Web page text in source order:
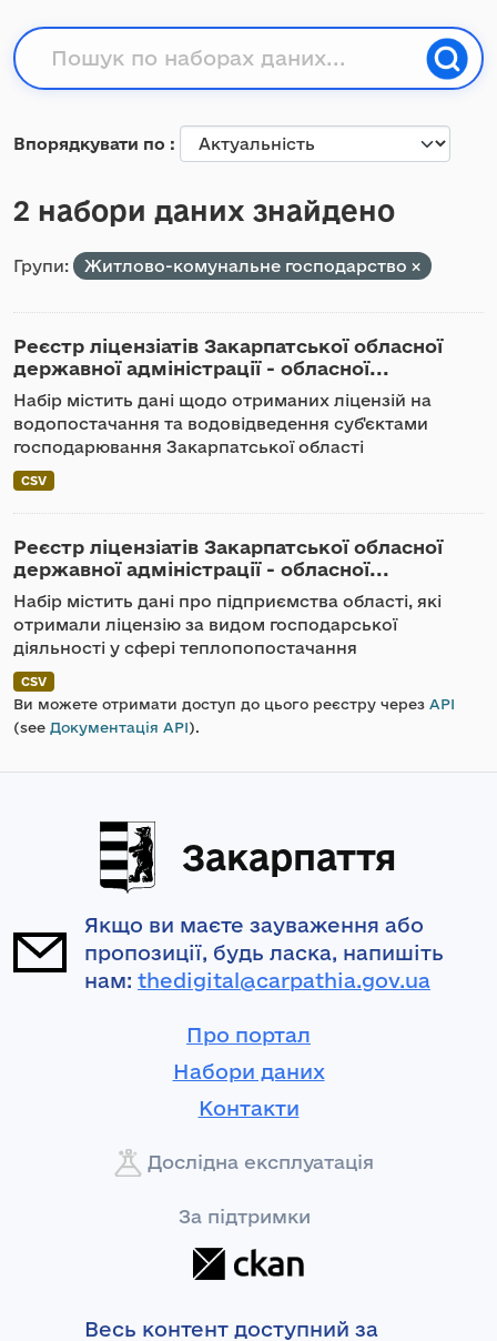
Впорядкувати по
2 набори даних знайдено
Групи: Житлово-комунальне господарство
Реєстр ліцензіатів Закарпатської обласної
державної адміністрації - обласної...
Набір містить дані щодо отриманих ліцензій на
водопостачання та водовідведення суб'єктами
господарювання Закарпатської області
CSV
Реєстр ліцензіатів Закарпатської обласної
державної адміністрації - обласної...
Набір містить дані про підприємства області, які
отримали ліцензію за видом господарської
діяльності у сфері теплопопостачання
CSV
Ви можете отримати доступ до цього реєстру через API
(see Документація API).
Закарпаття
Якщо ви маєте зауваження або
пропозиції, будь ласка, напишіть
нам: thedigital@carpathia.gov.ua
Про портал
Набори даних
Контакти
Дослідна експлуатація
За підтримки
Весь контент доступний за